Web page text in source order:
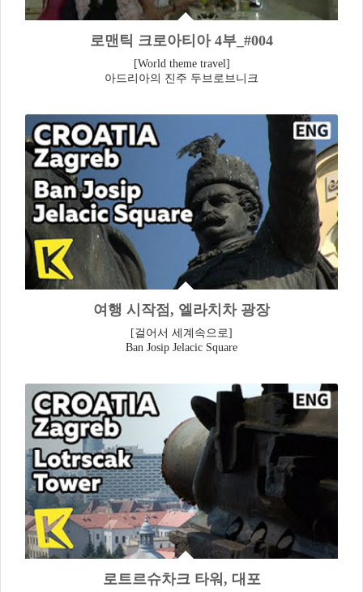
로맨틱 크로아티아 4부_#004
[World theme travel]
아드리아의 진주 두브로브니크
여행 시작점, 엘라치차 광장
[걸어서 세계속으로]
Ban Josip Jelacic Square
로트르슈차크 타워, 대포